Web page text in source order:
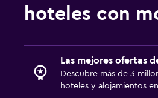
hoteles con
Las mejores ofertas
Descubre más de 3
hoteles y alojamientos